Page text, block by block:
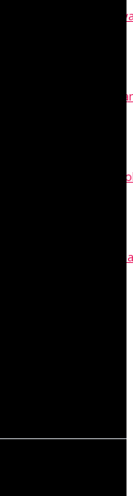
Akuntansi, Cek
Edaran, SK, dan
Syarat dan
dengan & Tanpa